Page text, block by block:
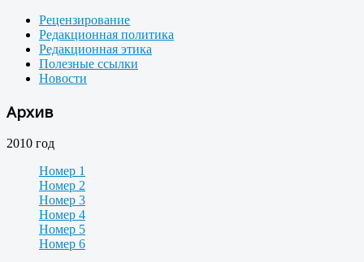
Рецензирование
Редакционная политика
Редакционная этика
Полезные ссылки
Новости
Архив
2010 год
Номер 1
Номер 2
Номер 3
Номер 4
Номер 5
Номер 6